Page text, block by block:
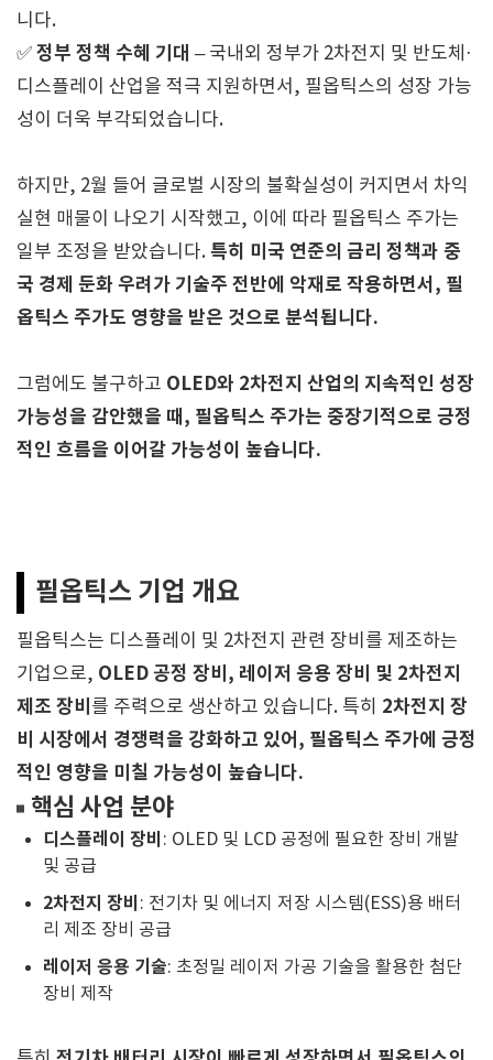
니다.
✅ 정부 정책 수혜 기대 – 국내외 정부가 2차전지 및 반도체·
디스플레이 산업을 적극 지원하면서, 필옵틱스의 성장 가능
성이 더욱 부각되었습니다.
하지만, 2월 들어 글로벌 시장의 불확실성이 커지면서 차익
실현 매물이 나오기 시작했고, 이에 따라 필옵틱스 주가는
일부 조정을 받았습니다. 특히 미국 연준의 금리 정책과 중
국 경제 둔화 우려가 기술주 전반에 악재로 작용하면서, 필
옵틱스 주가도 영향을 받은 것으로 분석됩니다.
그럼에도 불구하고 OLED와 2차전지 산업의 지속적인 성장
가능성을 감안했을 때, 필옵틱스 주가는 중장기적으로 긍정
적인 흐름을 이어갈 가능성이 높습니다.
필옵틱스 기업 개요
필옵틱스는 디스플레이 및 2차전지 관련 장비를 제조하는
기업으로, OLED 공정 장비, 레이저 응용 장비 및 2차전지
제조 장비 를 주력으로 생산하고 있습니다. 특히 2차전지 장
비 시장에서 경쟁력을 강화하고 있어, 필옵틱스 주가에 긍정
적인 영향을 미칠 가능성이 높습니다.
핵심 사업 분야
디스플레이 장비 : OLED 및 LCD 공정에 필요한 장비 개발
및 공급
2차전지 장비 : 전기차 및 에너지 저장 시스템(ESS)용 배터
리 제조 장비 공급
레이저 응용 기술: 초정밀 레이저 가공 기술을 활용한 첨단
장비 제작